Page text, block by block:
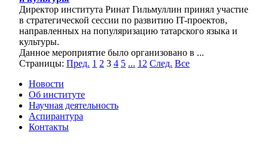
Директор института Ринат Гильмуллин принял участие
в стратегической сессии по развитию IT-проектов,
направленных на популяризацию татарского языка и
культуры.
Данное мероприятие было организовано в ...
Страницы: Пред. 1 2 3 4 5 ... 12 След. Все
Новости
Об институте
Научная деятельность
Аспирантура
Контакты